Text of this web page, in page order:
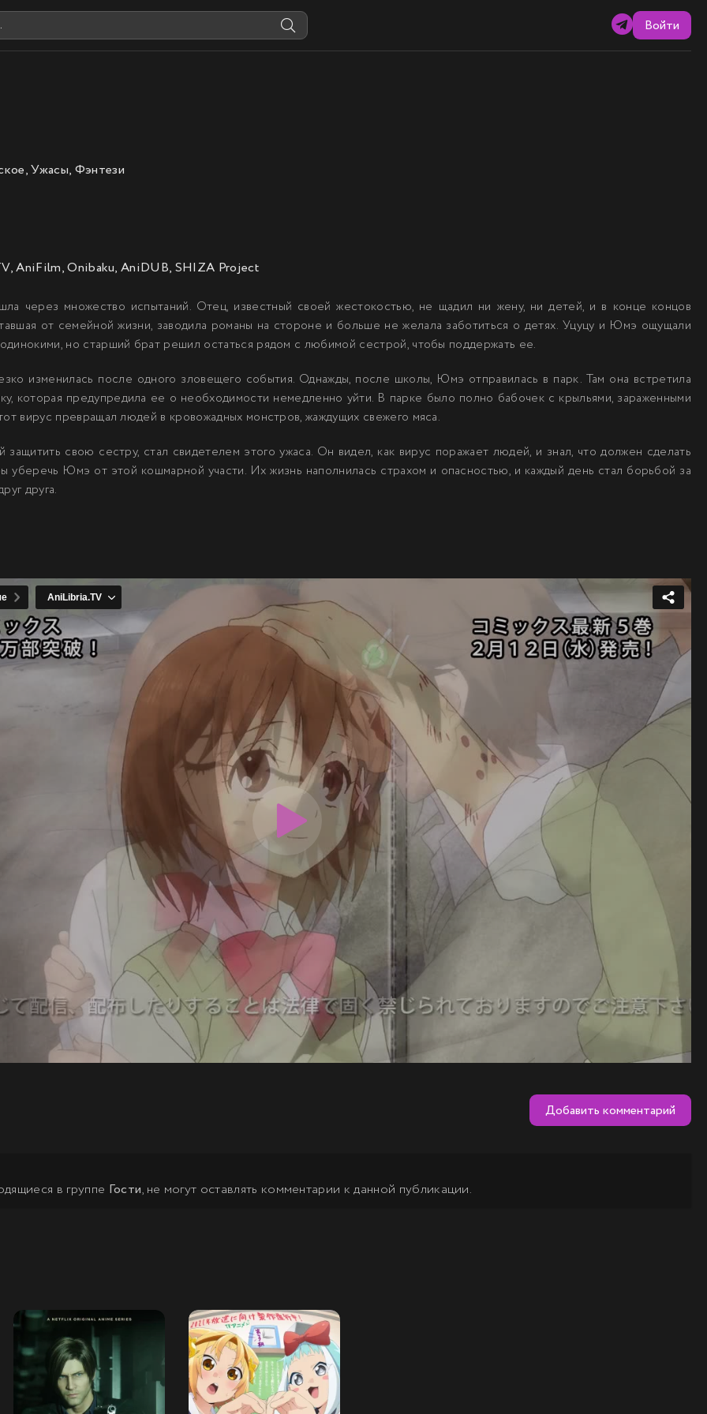
Войти
Ужасы, Фэнтези
AniFilm, Onibaku, AniDUB, SHIZA Project
через множество испытаний. Отец, известный своей жестокостью, не щадил ни жену, ни детей, и в конце концов
от семейной жизни, заводила романы на стороне и больше не желала заботиться о детях. Уцуцу и Юмэ ощущали
но старший брат решил остаться рядом с любимой сестрой, чтобы поддержать ее.
изменилась после одного зловещего события. Однажды, после школы, Юмэ отправилась в парк. Там она встретила
которая предупредила ее о необходимости немедленно уйти. В парке было полно бабочек с крыльями, зараженными
вирус превращал людей в кровожадных монстров, жаждущих свежего мяса.
защитить свою сестру, стал свидетелем этого ужаса. Он видел, как вирус поражает людей, и знал, что должен сделать
уберечь Юмэ от этой кошмарной участи. Их жизнь наполнилась страхом и опасностью, и каждый день стал борьбой за
друга.
Добавить комментарий
в группе Гости, не могут оставлять комментарии к данной публикации.